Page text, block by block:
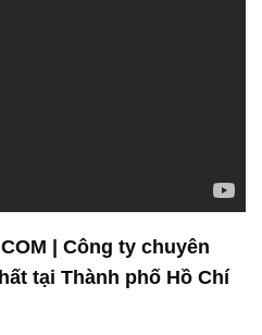
| Công ty chuyên
tại Thành phố Hồ Chí